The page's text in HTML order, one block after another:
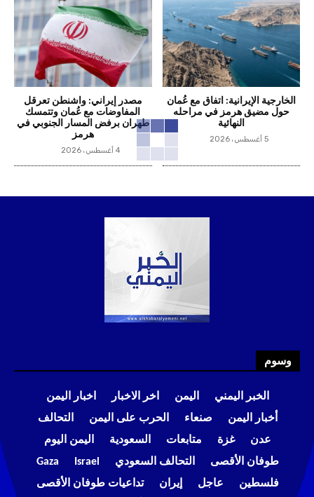
الخارجية الإيرانية: اتفاق مع عُمان
حول مضيق هرمز في مراحله
النهائية
5 أغسطس، 2026
مصدر إيراني: واشنطن تعرقل
المفاوضات مع عُمان وتتمسك
طهران برفض المسار الجنوبي في
هرمز
4 أغسطس، 2026
وسوم
الخبر اليمني اليمن اخر الاخبار
اخبار اليمن
أخبار اليمن
صنعاء الحرب على اليمن
التحالف
عدن
غزة متابعات السعودية
اليمن اليوم
طوفان الأقصى
التحالف السعودي Israel
Gaza
فلسطين
عاجل إيران تداعيات طوفان الأقصى